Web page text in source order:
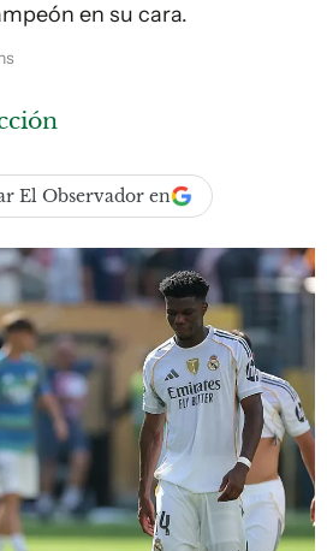
en su cara.
El Observador en